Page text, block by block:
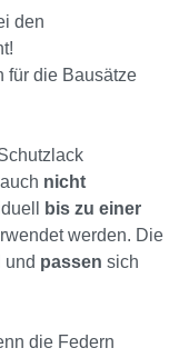
den
für die Bausätze
auch nicht
bis zu einer
werden. Die
und passen sich
die Federn